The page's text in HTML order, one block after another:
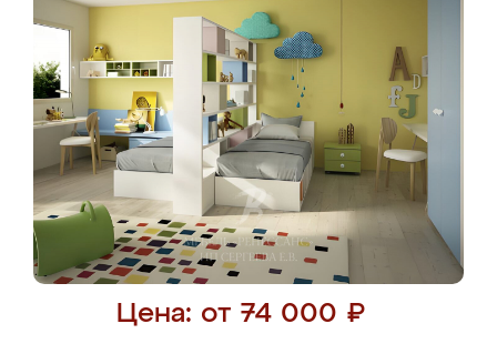
Цена: от 74 000 ₽